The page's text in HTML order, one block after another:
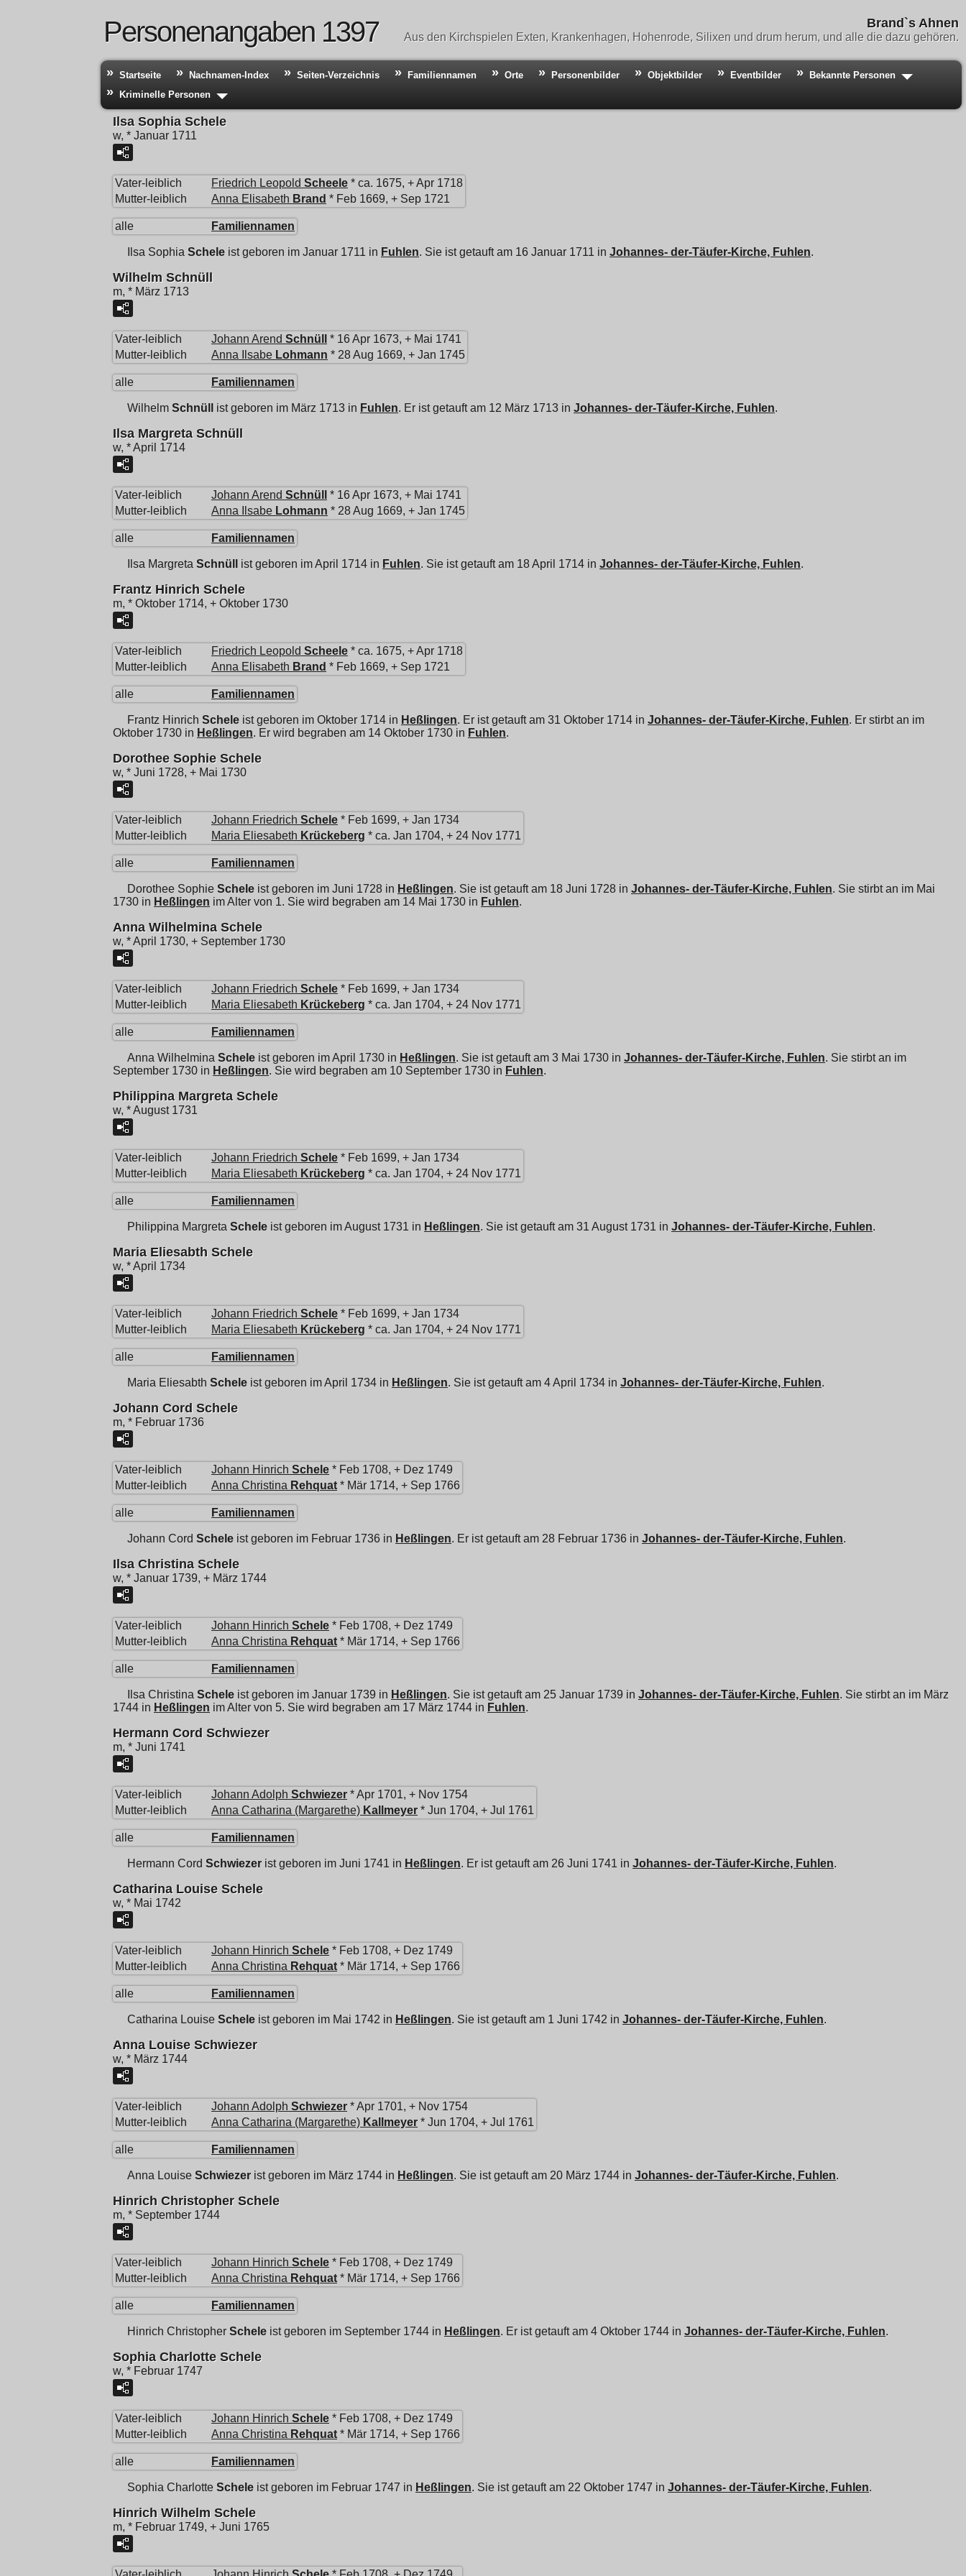
Brand`s Ahnen
Aus den Kirchspielen Exten, Krankenhagen, Hohenrode, Silixen und drum herum, und alle die dazu gehören.
Personenangaben 1397
Startseite Nachnamen-Index Seiten-Verzeichnis Familiennamen Orte Personenbilder Objektbilder Eventbilder
Bekannte Personen
Kriminelle Personen
Ilsa Sophia Schele
w, * Januar 1711
Vater-leiblich Friedrich Leopold Scheele * ca. 1675, + Apr 1718
Mutter-leiblich
Anna Elisabeth Brand * Feb 1669, + Sep 1721
alle Familiennamen
Ilsa Sophia Schele ist geboren im Januar 1711 in Fuhlen. Sie ist getauft am 16 Januar 1711 in Johannes- der-Täufer-Kirche, Fuhlen.
Wilhelm Schnüll
m, * März 1713
Vater-leiblich Johann Arend Schnüll
* 16 Apr 1673, + Mai 1741
Mutter-leiblich
Anna Ilsabe Lohmann * 28 Aug 1669, + Jan 1745
alle Familiennamen
Wilhelm Schnüll ist geboren im März 1713 in Fuhlen. Er ist getauft am 12 März 1713 in Johannes- der-Täufer-Kirche, Fuhlen.
Ilsa Margreta Schnüll
w, * April 1714
Vater-leiblich Johann Arend Schnüll
* 16 Apr 1673, + Mai 1741
Mutter-leiblich
Anna Ilsabe Lohmann * 28 Aug 1669, + Jan 1745
alle Familiennamen
Ilsa Margreta Schnüll ist geboren im April 1714 in Fuhlen. Sie ist getauft am 18 April 1714 in Johannes- der-Täufer-Kirche, Fuhlen.
Frantz Hinrich Schele
m, * Oktober 1714, + Oktober 1730
Vater-leiblich Friedrich Leopold Scheele * ca. 1675, + Apr 1718
Mutter-leiblich
Anna Elisabeth Brand * Feb 1669, + Sep 1721
alle Familiennamen
Frantz Hinrich Schele ist geboren im Oktober 1714 in Heßlingen. Er ist getauft am 31 Oktober 1714 in Johannes- der-Täufer-Kirche, Fuhlen. Er stirbt an im
Oktober 1730 in Heßlingen. Er wird begraben am 14 Oktober 1730 in Fuhlen.
Dorothee Sophie Schele
w, * Juni 1728, + Mai 1730
Vater-leiblich Johann Friedrich Schele * Feb 1699, + Jan 1734
Mutter-leiblich
Maria Eliesabeth Krückeberg * ca. Jan 1704, + 24 Nov 1771
alle Familiennamen
Dorothee Sophie Schele ist geboren im Juni 1728 in Heßlingen. Sie ist getauft am 18 Juni 1728 in Johannes- der-Täufer-Kirche, Fuhlen. Sie stirbt an im Mai
1730 in Heßlingen im Alter von 1. Sie wird begraben am 14 Mai 1730 in Fuhlen.
Anna Wilhelmina Schele
w, * April 1730, + September 1730
Vater-leiblich Johann Friedrich Schele * Feb 1699, + Jan 1734
Mutter-leiblich
Maria Eliesabeth Krückeberg * ca. Jan 1704, + 24 Nov 1771
alle Familiennamen
Anna Wilhelmina Schele ist geboren im April 1730 in Heßlingen. Sie ist getauft am 3 Mai 1730 in Johannes- der-Täufer-Kirche, Fuhlen. Sie stirbt an im
September 1730 in Heßlingen. Sie wird begraben am 10 September 1730 in Fuhlen.
Philippina Margreta Schele
w, * August 1731
Vater-leiblich Johann Friedrich Schele * Feb 1699, + Jan 1734
Mutter-leiblich
Maria Eliesabeth Krückeberg * ca. Jan 1704, + 24 Nov 1771
alle Familiennamen
Philippina Margreta Schele ist geboren im August 1731 in Heßlingen. Sie ist getauft am 31 August 1731 in Johannes- der-Täufer-Kirche, Fuhlen.
Maria Eliesabth Schele
w, * April 1734
Vater-leiblich Johann Friedrich Schele * Feb 1699, + Jan 1734
Mutter-leiblich
Maria Eliesabeth Krückeberg * ca. Jan 1704, + 24 Nov 1771
alle Familiennamen
Maria Eliesabth Schele ist geboren im April 1734 in Heßlingen. Sie ist getauft am 4 April 1734 in Johannes- der-Täufer-Kirche, Fuhlen.
Johann Cord Schele
m, * Februar 1736
Vater-leiblich Johann Hinrich Schele * Feb 1708, + Dez 1749
Mutter-leiblich
Anna Christina Rehquat * Mär 1714, + Sep 1766
alle Familiennamen
Johann Cord Schele ist geboren im Februar 1736 in Heßlingen. Er ist getauft am 28 Februar 1736 in Johannes- der-Täufer-Kirche, Fuhlen.
Ilsa Christina Schele
w, * Januar 1739, + März 1744
Vater-leiblich Johann Hinrich Schele * Feb 1708, + Dez 1749
Mutter-leiblich
Anna Christina Rehquat * Mär 1714, + Sep 1766
alle Familiennamen
Ilsa Christina Schele ist geboren im Januar 1739 in Heßlingen. Sie ist getauft am 25 Januar 1739 in Johannes- der-Täufer-Kirche, Fuhlen. Sie stirbt an im März
1744 in Heßlingen im Alter von 5. Sie wird begraben am 17 März 1744 in Fuhlen.
Hermann Cord Schwiezer
m, * Juni 1741
Vater-leiblich Johann Adolph Schwiezer * Apr 1701, + Nov 1754
Mutter-leiblich
Anna Catharina (Margarethe) Kallmeyer * Jun 1704, + Jul 1761
alle Familiennamen
Hermann Cord Schwiezer ist geboren im Juni 1741 in Heßlingen. Er ist getauft am 26 Juni 1741 in Johannes- der-Täufer-Kirche, Fuhlen.
Catharina Louise Schele
w, * Mai 1742
Vater-leiblich Johann Hinrich Schele * Feb 1708, + Dez 1749
Mutter-leiblich
Anna Christina Rehquat * Mär 1714, + Sep 1766
alle Familiennamen
Catharina Louise Schele ist geboren im Mai 1742 in Heßlingen. Sie ist getauft am 1 Juni 1742 in Johannes- der-Täufer-Kirche, Fuhlen.
Anna Louise Schwiezer
w, * März 1744
Vater-leiblich Johann Adolph Schwiezer * Apr 1701, + Nov 1754
Mutter-leiblich
Anna Catharina (Margarethe) Kallmeyer * Jun 1704, + Jul 1761
alle Familiennamen
Anna Louise Schwiezer ist geboren im März 1744 in Heßlingen. Sie ist getauft am 20 März 1744 in Johannes- der-Täufer-Kirche, Fuhlen.
Hinrich Christopher Schele
m, * September 1744
Vater-leiblich Johann Hinrich Schele * Feb 1708, + Dez 1749
Mutter-leiblich
Anna Christina Rehquat * Mär 1714, + Sep 1766
alle Familiennamen
Hinrich Christopher Schele ist geboren im September 1744 in Heßlingen. Er ist getauft am 4 Oktober 1744 in Johannes- der-Täufer-Kirche, Fuhlen.
Sophia Charlotte Schele
w, * Februar 1747
Vater-leiblich Johann Hinrich Schele * Feb 1708, + Dez 1749
Mutter-leiblich
Anna Christina Rehquat * Mär 1714, + Sep 1766
alle Familiennamen
Sophia Charlotte Schele ist geboren im Februar 1747 in Heßlingen. Sie ist getauft am 22 Oktober 1747 in Johannes- der-Täufer-Kirche, Fuhlen.
Hinrich Wilhelm Schele
m, * Februar 1749, + Juni 1765